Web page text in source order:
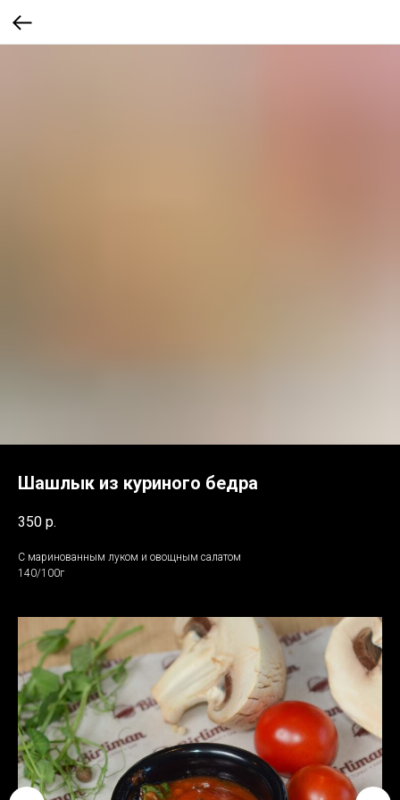
Шашлык из куриного бедра
350 р.
С маринованным луком и овощным салатом
140/100г